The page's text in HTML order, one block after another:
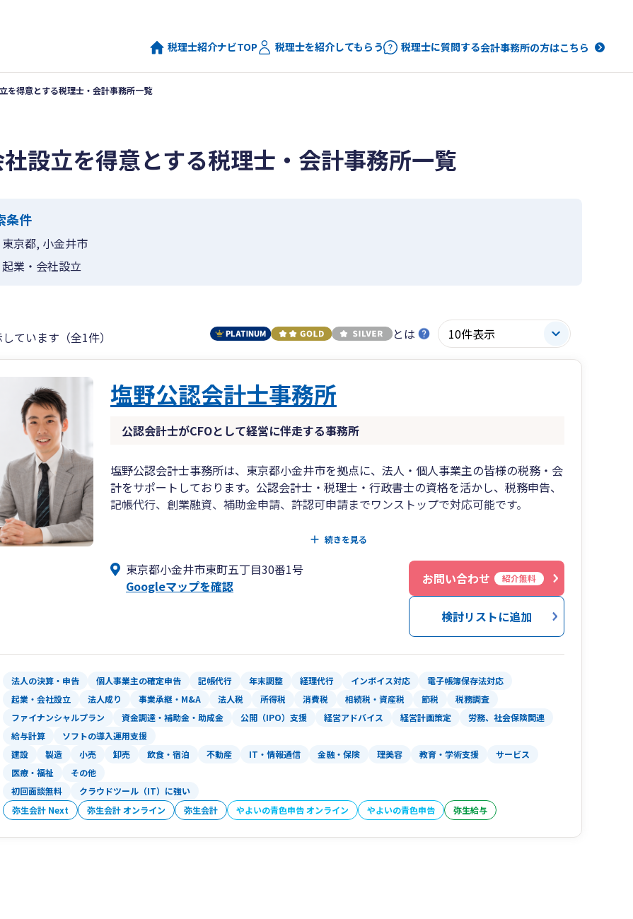
税理士紹介ナビTOP 税理士を紹介してもらう 税理士に質問する会計事務所の方はこちら
を得意とする税理士・会計事務所一覧
設立を得意とする税理士・会計事務所一覧
条件
東京都, 小金井市
起業・会社設立
ています（全1件） とは
塩野公認会計士事務所
公認会計士がCFOとして経営に伴走する事務所
塩野公認会計士事務所は、東京都小金井市を拠点に、法人・個人事業主の皆様の税務・会
計をサポートしております。公認会計士・税理士・行政書士の資格を活かし、税務申告、
記帳代行、創業融資、補助金申請、許認可申請までワンストップで対応可能です。
■ 単なる税務代行ではなく、CFOのような視点で経営を伴走支援
■ 創業期の制度融資活用、ものづくり補助金等の申請支援に強み
■ 弥生会計を活用した効率的な記帳・経理体制の構築サポート
■ 株式価値評価、事業承継、M&Aなど専門性の高い業務にも対応
【対応エリア】
小金井市・武蔵野市・三鷹市・国分寺市・小平市など多摩エリアを中心に、
都内全域・近県のお客様にも対応しております。リモート対応も可能です。
【料金体系】
月額顧問料・決算料・スポット相談など、お客様のご要望に応じた柔軟な料金設定をご用
意しております。初回相談は無料です。
続きを見る
東京都小金井市東町五丁目30番1号
Googleマップを確認
お問い合わせ 紹介無料
検討リストに追加
法人の決算・申告 個人事業主の確定申告 記帳代行 年末調整 経理代行 インボイス対応
電子帳簿保存法対応
起業・会社設立
法人成り 事業承継・M&A 法人税 所得税 消費税 相続税・資産税 節税
税務調査
ファイナンシャルプラン
資金調達・補助金・助成金 公開（IPO）支援 経営アドバイス 経営計画策定
労務、社会保険関連
給与計算
ソフトの導入運用支援
建設 製造 小売 卸売 飲食・宿泊 不動産 IT・情報通信 金融・保険 理美容 教育・学術支援
サービス
医療・福祉
その他
初回面談無料 クラウドツール（IT）に強い
弥生会計 Next 弥生会計 オンライン 弥生会計 やよいの青色申告 オンライン やよいの青色申告 弥生給与